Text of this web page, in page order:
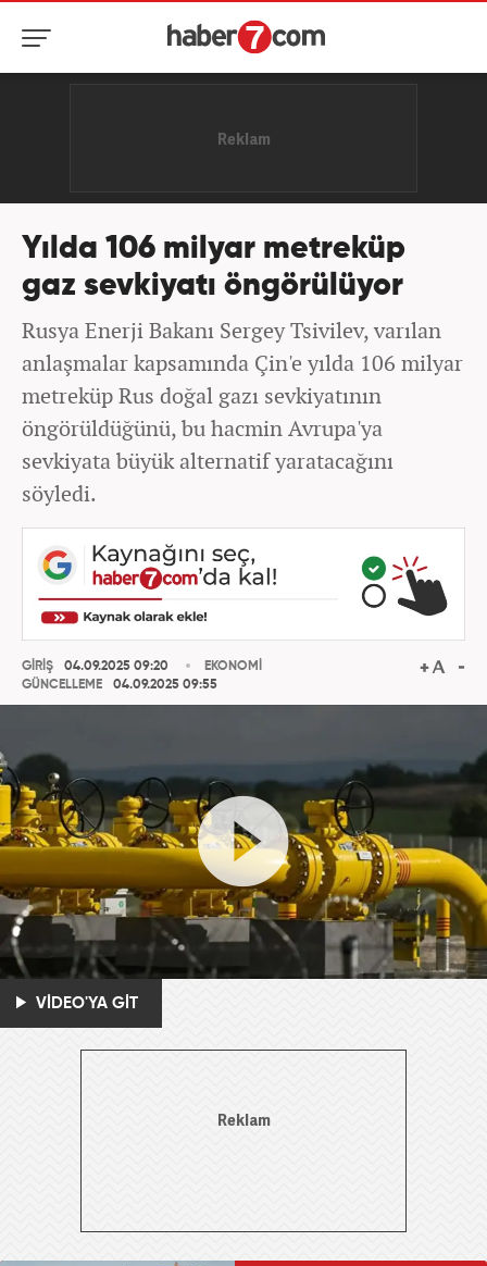
Yılda 106 milyar metreküp
gaz sevkiyatı öngörülüyor
Rusya Enerji Bakanı Sergey Tsivilev, varılan
anlaşmalar kapsamında Çin'e yılda 106 milyar
metreküp Rus doğal gazı sevkiyatının
öngörüldüğünü, bu hacmin Avrupa'ya
sevkiyata büyük alternatif yaratacağını
söyledi.
GİRİŞ
04.09.2025 09:20
GÜNCELLEME
04.09.2025 09:55
EKONOMİ
VİDEO'YA GİT